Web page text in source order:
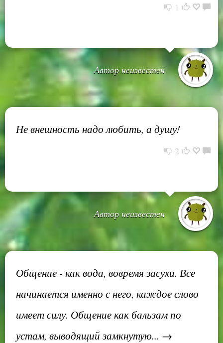
1
Автор неизвестен
Не внешность надо любить, а душу!
2
Автор неизвестен
Общение - как вода, вовремя засухи. Все
начинается именно с него, каждое слово
имеет силу. Общение как бальзам по
устам, выводящий замкнутую... →